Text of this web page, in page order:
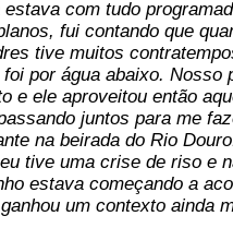
estava com tudo
fui contando que
tive muitos
por água abaixo. Nosso
e ele aproveitou então
juntos para me
na beirada do Rio
tive uma crise de riso e
estava começando a
um contexto ainda